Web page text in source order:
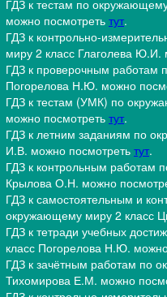
ГДЗ к тестам по
можно посмотреть тут.
ГДЗ к контрольно-
миру 2 класс Глаголева Ю.И.
ГДЗ к проверочным работам
Погорелова Н.Ю. можно
ГДЗ к тестам (УМК) по
можно посмотреть тут.
ГДЗ к летним заданиям по
И.В. можно посмотреть тут.
ГДЗ к контрольным работам
Крылова О.Н. можно
ГДЗ к самостоятельным и
окружающему миру 2 класс
ГДЗ к тетради учебных
класс Погорелова Н.Ю.
ГДЗ к зачётным работам по
Тихомирова Е.М. можно